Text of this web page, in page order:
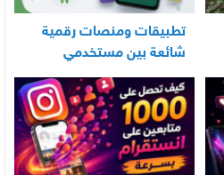
تطبيقات ومنصات رقمية
شائعة بين مستخدمي
الأندرويد